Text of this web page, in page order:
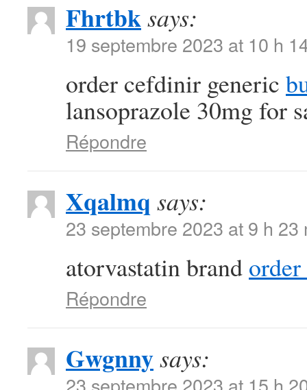
Fhrtbksays:
19 septembre 2023 at 10 h
order cefdinir generic
lansoprazole 30mg for
Répondre
Xqalmq says:
23 septembre 2023 at 9 h 23
atorvastatin brand
Répondre
Gwgnnysays: